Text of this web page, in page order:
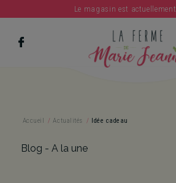
Le magasin est actuellement
c
Blog - A la une
Accueil / Actualités / Idée cadeau